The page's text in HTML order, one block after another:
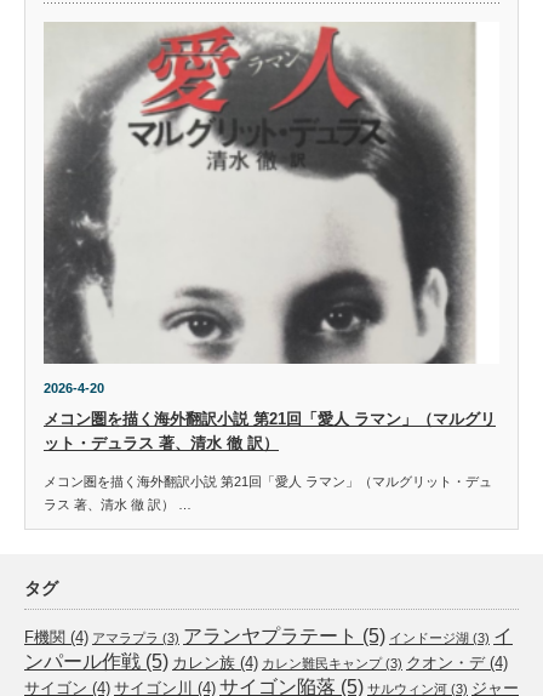
2026-4-20
メコン圏を描く海外翻訳小説 第21回「愛人 ラマン」（マルグリ
ット・デュラス 著、清水 徹 訳）
メコン圏を描く海外翻訳小説 第21回「愛人 ラマン」（マルグリット・デュ
ラス 著、清水 徹 訳） …
タグ
F機関 (4) アマラプラ (3) アランヤプラテート (5) インドージ湖 (3) イ
ンパール作戦 (5) カレン族 (4) カレン難民キャンプ(3) クオン・デ(4)
サイゴン (4) サイゴン川 (4) サイゴン陥落 (5) サルウィン河 (3) ジャー